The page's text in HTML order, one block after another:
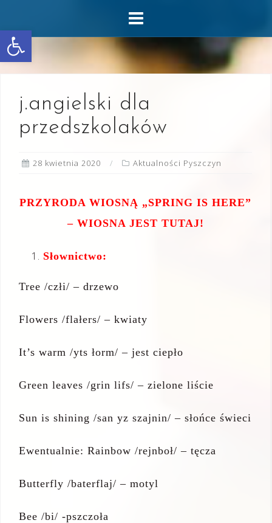
Otwórz pasek narzędzi
content
j.angielski dla
przedszkolaków
28 kwietnia 2020 Aktualności Pyszczyn
PRZYRODA WIOSNĄ „SPRING IS HERE”
– WIOSNA JEST TUTAJ!
Słownictwo:
Tree /człi/ – drzewo
Flowers /flałers/ – kwiaty
It’s warm /yts łorm/ – jest ciepło
Green leaves /grin lifs/ – zielone liście
Sun is shining /san yz szajnin/ – słońce świeci
Ewentualnie: Rainbow /rejnboł/ – tęcza
Butterfly /baterflaj/ – motyl
Bee /bi/ -pszczoła